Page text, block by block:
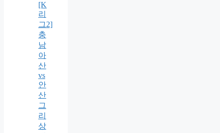
[K
리
그2]
충
남
아
산
vs
안
산
그
리
상